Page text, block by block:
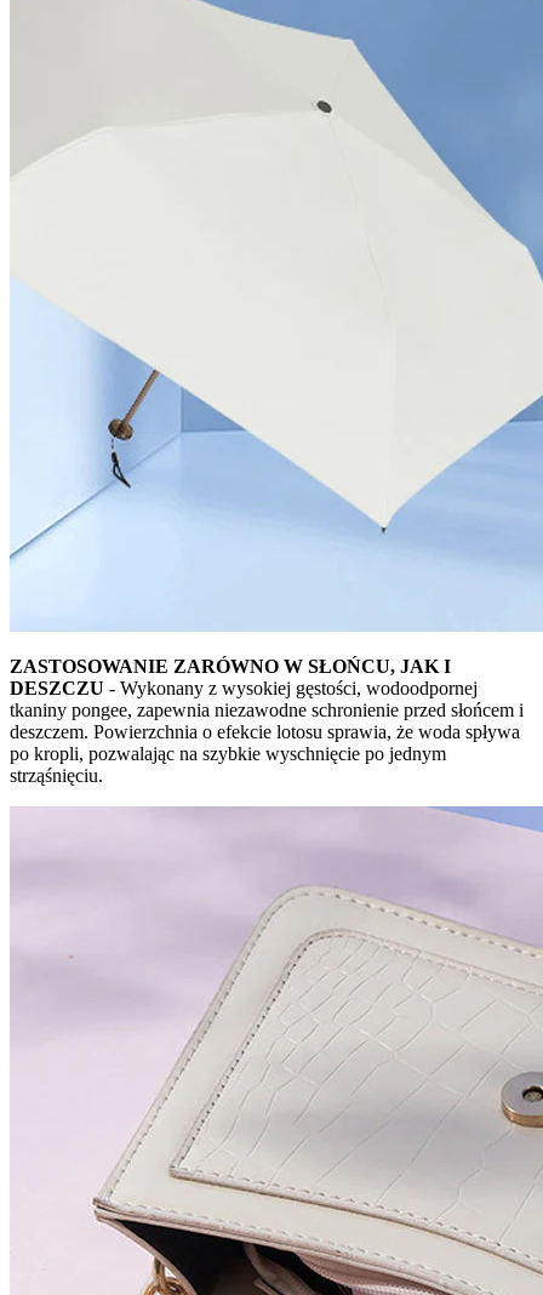
ZASTOSOWANIE ZARÓWNO W SŁOŃCU, JAK I
DESZCZU - Wykonany z wysokiej gęstości, wodoodpornej
tkaniny pongee, zapewnia niezawodne schronienie przed słońcem i
deszczem. Powierzchnia o efekcie lotosu sprawia, że woda spływa
po kropli, pozwalając na szybkie wyschnięcie po jednym
strząśnięciu.